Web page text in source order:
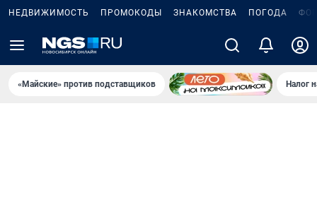
НЕДВИЖИМОСТЬ ПРОМОКОДЫ ЗНАКОМСТВА ПОГОДА
«Майские» против подставщиков Налог